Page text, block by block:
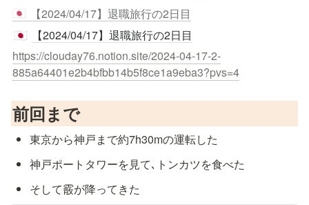
🇯🇵 【2024/04/17】退職旅行の2日目
🇯🇵
【2024/04/17】退職旅行の2日目
https://clouday76.notion.site/2024-04-17-2-
885a64401e2b4bfbb14b5f8ce1a9eba3?pvs=4
前回まで
東京から神戸まで約7h30mの運転した
神戸ポートタワーを見て､トンカツを食べた
そして霰が降ってきた